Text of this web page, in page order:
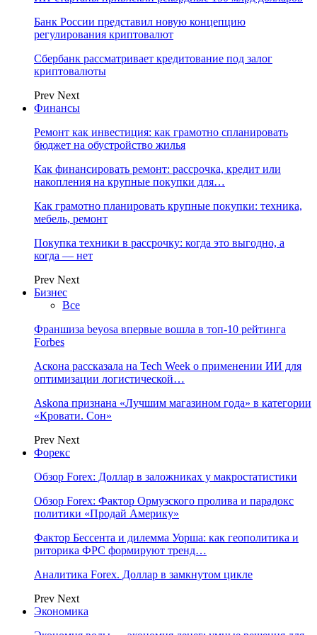
Банк России представил новую концепцию
регулирования криптовалют
Сбербанк рассматривает кредитование под залог
криптовалюты
Prev Next
Финансы
Ремонт как инвестиция: как грамотно спланировать
бюджет на обустройство жилья
Как финансировать ремонт: рассрочка, кредит или
накопления на крупные покупки для…
Как грамотно планировать крупные покупки: техника,
мебель, ремонт
Покупка техники в рассрочку: когда это выгодно, а
когда — нет
Prev Next
Бизнес
Все
Франшиза beyosa впервые вошла в топ-10 рейтинга
Forbes
Аскона рассказала на Tech Week о применении ИИ для
оптимизации логистической…
Askona признана «Лучшим магазином года» в категории
«Кровати. Сон»
Prev Next
Форекс
Обзор Forex: Доллар в заложниках у макростатистики
Обзор Forex: Фактор Ормузского пролива и парадокс
политики «Продай Америку»
Фактор Бессента и дилемма Уорша: как геополитика и
риторика ФРС формируют тренд…
Аналитика Forex. Доллар в замкнутом цикле
Prev Next
Экономика